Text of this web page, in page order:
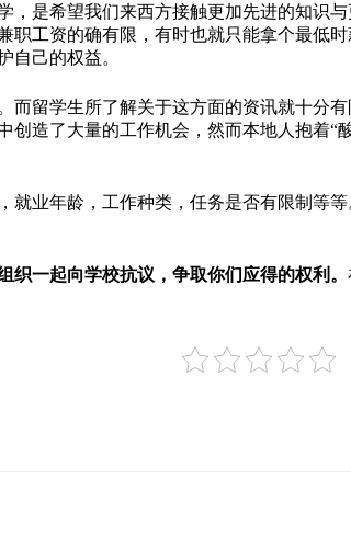
是希望我们来西方接触更加先进的知识
工资的确有限，有时也就只能拿个最低
自己的权益。
留学生所了解关于这方面的资讯就十分
造了大量的工作机会，然而本地人抱着“
业年龄，工作种类，任务是否有限制等
织一起向学校抗议，争取你们应得的权利。